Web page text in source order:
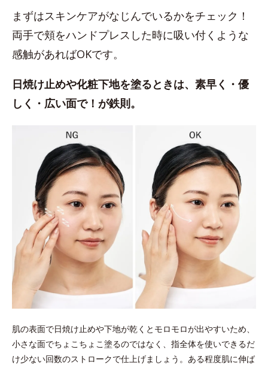
まずはスキンケアがなじんでいるかをチェック！
両手で頬をハンドプレスした時に吸い付くような
感触があればOKです。
日焼け止めや化粧下地を塗るときは、素早く・優
しく・広い面で！が鉄則。
肌の表面で日焼け止めや下地が乾くとモロモロが出やすいため、
小さな面でちょこちょこ塗るのではなく、指全体を使いできるだ
け少ない回数のストロークで仕上げましょう。ある程度肌に伸ば